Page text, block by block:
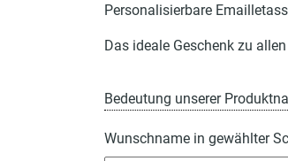
Personalisierbare
Das ideale Geschenk zu
Bedeutung unserer
Wunschname in gewählter